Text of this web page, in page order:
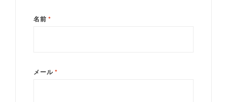
名前 *
メール *